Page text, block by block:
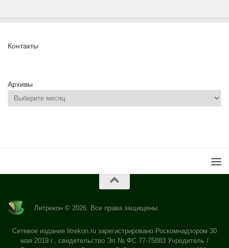
Контакты
Архивы
Литрекон © 2026. Все права защищены.
Сетевое издание litrekon.ru зарегистрировано Роскомнадзором 30
мая 2019 г., свидетельство Эл № ФС 77-75883 Учредитель /